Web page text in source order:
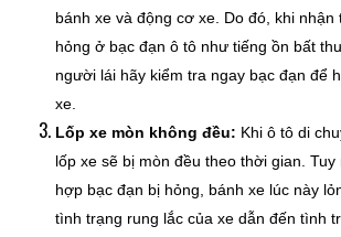
bánh xe và động cơ xe. Do đó, khi nhận
hỏng ở bạc đạn ô tô như tiếng ồn bất
người lái hãy kiểm tra ngay bạc đạn để
xe.
Lốp xe mòn không đều: Khi ô tô di
lốp xe sẽ bị mòn đều theo thời gian.
hợp bạc đạn bị hỏng, bánh xe lúc này
tình trạng rung lắc của xe dẫn đến tình